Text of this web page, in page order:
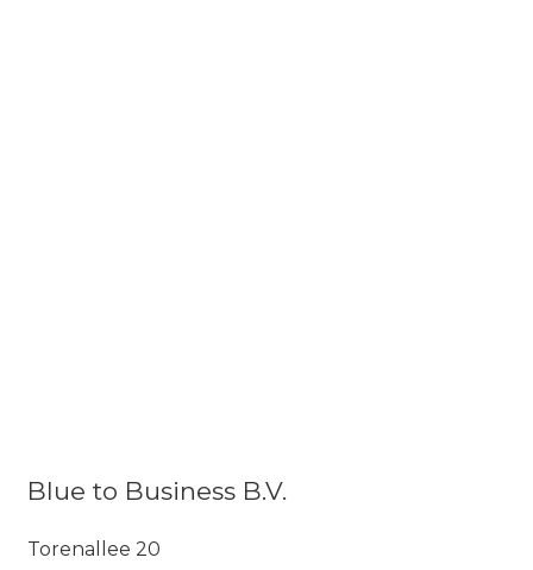
Blue to Business B.V.
Torenallee 20